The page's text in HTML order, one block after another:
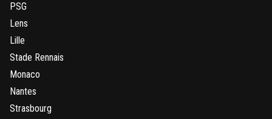
PSG
Lens
Lille
Stade Rennais
Monaco
Nantes
Strasbourg